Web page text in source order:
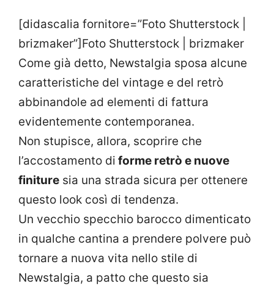
[didascalia fornitore=”Foto Shutterstock |
brizmaker”]Foto Shutterstock | brizmaker
Come già detto, Newstalgia sposa alcune
caratteristiche del vintage e del retrò
abbinandole ad elementi di fattura
evidentemente contemporanea.
Non stupisce, allora, scoprire che
l’accostamento di forme retrò e nuove
finiture sia una strada sicura per ottenere
questo look così di tendenza.
Un vecchio specchio barocco dimenticato
in qualche cantina a prendere polvere può
tornare a nuova vita nello stile di
Newstalgia, a patto che questo sia